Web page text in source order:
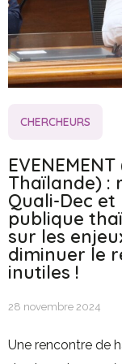
CHERCHEURS
Thaïlande) :
Quali-Dec
publique
sur les
diminuer le
inutiles !
28 novembre 2024
Une rencontre de